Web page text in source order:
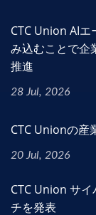
CTC Union AI
み込むことで企
推進
28 Jul, 2026
CTC Unionの産
20 Jul, 2026
CTC Union サ
チを発表